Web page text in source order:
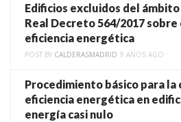
Edificios excluidos del
Real Decreto 564/2017
eficiencia energética
POST BY CALDERASMADRID 9 AÑOS AGO
Procedimiento básico para
eficiencia energética en
energía casi nulo